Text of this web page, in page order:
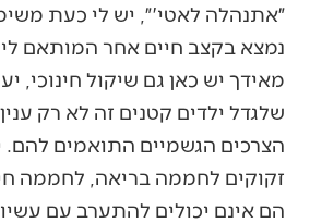
״אתנהלה לאטי'״, יש לי כעת
נמצא בקצב חיים אחר המותאם
מאידך יש כאן גם שיקול חינוכי,
שלגדל ילדים קטנים זה לא רק
הצרכים הגשמיים התואמים להם.
זקוקים לחממה בריאה, לחממה
הם אינם יכולים להתערב עם